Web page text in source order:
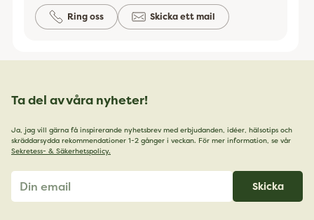
Ring oss Skicka ett mail
Ta del av våra nyheter!
Ja, jag vill gärna få inspirerande nyhetsbrev med erbjudanden, idéer, hälsotips och
skräddarsydda rekommendationer 1-2 gånger i veckan. För mer information, se vår
Sekretess- & Säkerhetspolicy.
email
Skicka